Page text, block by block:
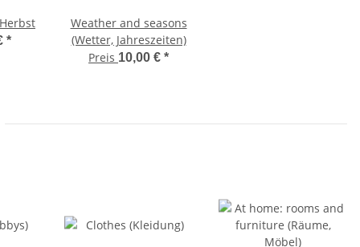
*
Weather and seasons
(Wetter, Jahreszeiten)
Preis 10,00 € *